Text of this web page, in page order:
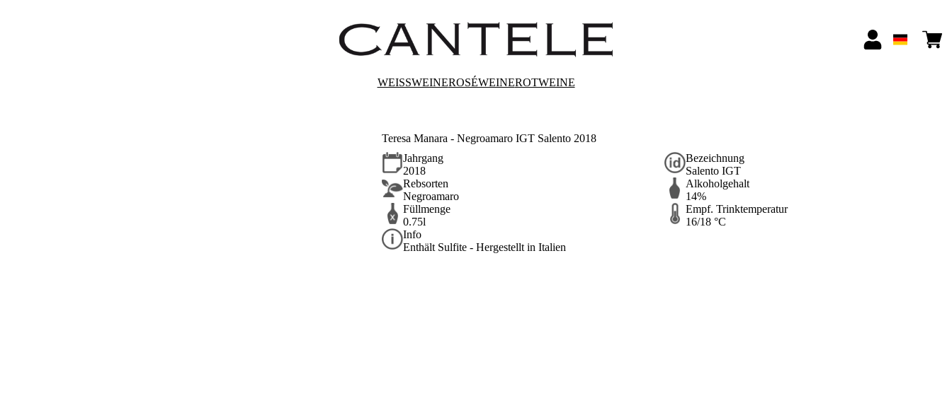
WEISSWEINEROSÉWEINEROTWEINE
Teresa Manara - Negroamaro IGT Salento 2018
Jahrgang
2018
Bezeichnung
Salento IGT
Rebsorten
Negroamaro
Alkoholgehalt
14%
Füllmenge
0.75l
Empf. Trinktemperatur
16/18 °C
Info
Enthält Sulfite - Hergestellt in Italien